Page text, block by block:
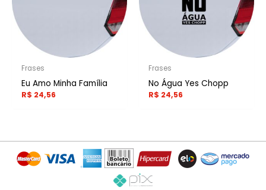
Frases
Eu Amo Minha Família
R$ 24,56
Frases
No Água Yes Chopp
R$ 24,56